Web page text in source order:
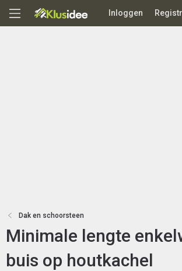
Inloggen
Dak en schoorsteen
Minimale lengte
buis op houtkachel